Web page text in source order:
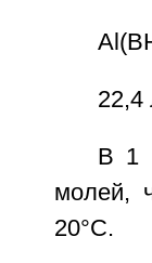
22,4
В 1
молей,
20°C.